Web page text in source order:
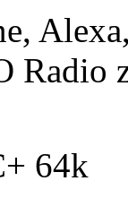
Radio
64k